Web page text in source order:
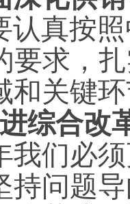
认真按
要求，
和关键
综合改
我们必
持问题